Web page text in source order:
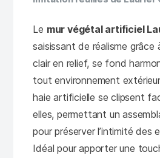
Le mur végétal artificiel
saisissant de réalisme grâce
clair en relief, se fond
tout environnement
haie artificielle se clipsent
elles, permettant un
pour préserver l’intimité des
Idéal pour apporter une